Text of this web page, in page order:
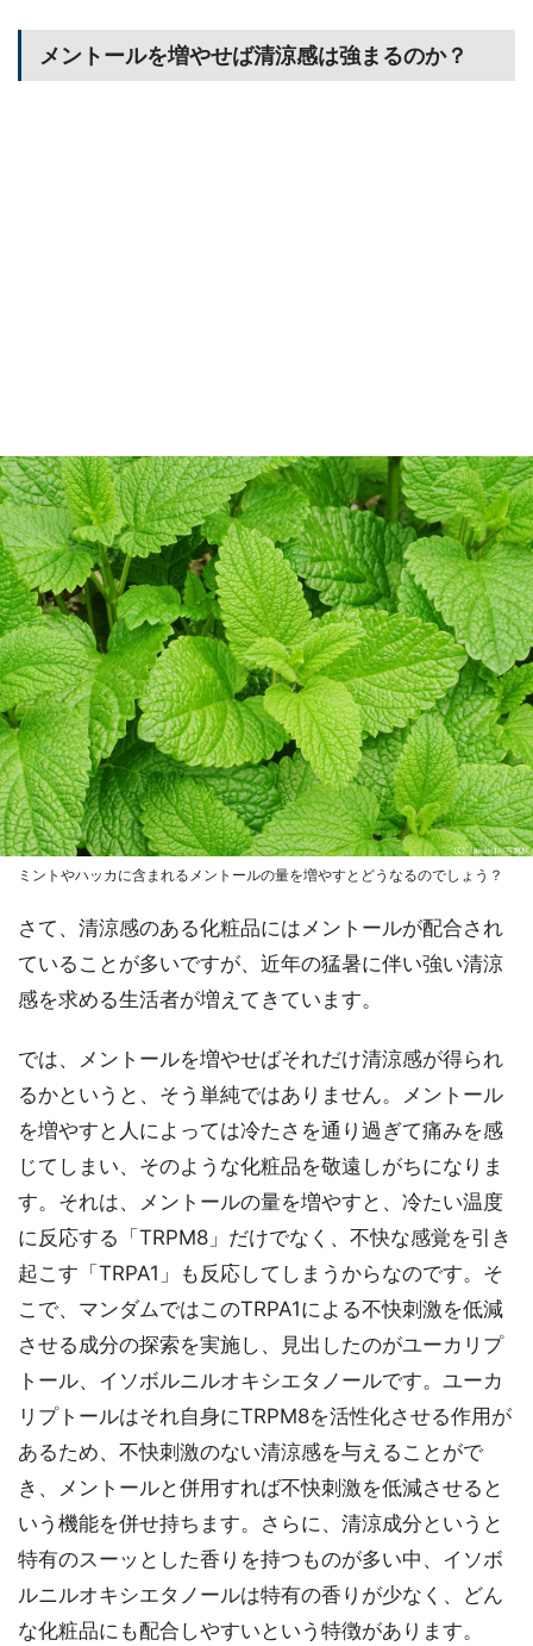
メントールを増やせば清涼感は強まるのか？
ミントやハッカに含まれるメントールの量を増やすとどうなるのでしょう？
さて、清涼感のある化粧品にはメントールが配合され
ていることが多いですが、近年の猛暑に伴い強い清涼
感を求める生活者が増えてきています。
では、メントールを増やせばそれだけ清涼感が得られ
るかというと、そう単純ではありません。メントール
を増やすと人によっては冷たさを通り過ぎて痛みを感
じてしまい、そのような化粧品を敬遠しがちになりま
す。それは、メントールの量を増やすと、冷たい温度
に反応する「TRPM8」だけでなく、不快な感覚を引き
起こす「TRPA1」も反応してしまうからなのです。そ
こで、マンダムではこのTRPA1による不快刺激を低減
させる成分の探索を実施し、見出したのがユーカリプ
トール、イソボルニルオキシエタノールです。ユーカ
リプトールはそれ自身にTRPM8を活性化させる作用が
あるため、不快刺激のない清涼感を与えることがで
き、メントールと併用すれば不快刺激を低減させると
いう機能を併せ持ちます。さらに、清涼成分というと
特有のスーッとした香りを持つものが多い中、イソボ
ルニルオキシエタノールは特有の香りが少なく、どん
な化粧品にも配合しやすいという特徴があります。